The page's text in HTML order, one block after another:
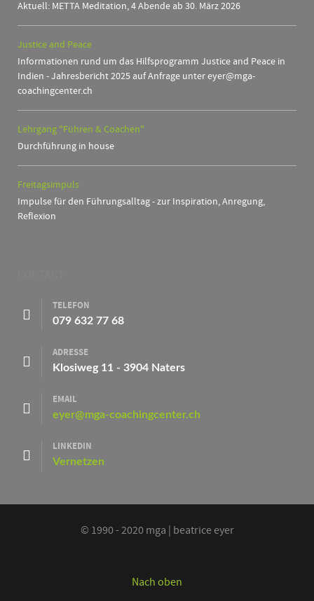
Aktuell: METTA Meditation, 4 Abende ab 30. März 2026
Justice and Peace
Informationen rund um das Hilfsprogramm Justice and Peace in
Indien - Jahresbericht 2025 auf Anfrage unter eyer@mga-
coachingcenter.ch
Lehrgang "Führen & Coachen"
Durchführung in house
Freitagsimpuls
Impulse für den Führungsalltag - zur Inspiration, Anregung,
Reflexion
TELEFON
079 632 77 68
ADRESSE
Klosiweg 11 - 3904 Naters
EMAIL
eyer@mga-coachingcenter.ch
LINKEDIN
Vernetzen
© 1990 - 2020 mga | beatrice eyer
Nach oben